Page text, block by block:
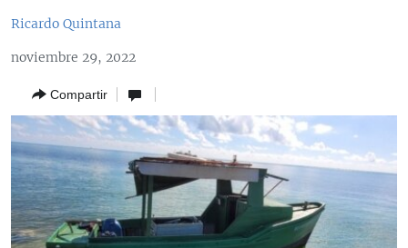
navegación
principal
búsqueda
SOBRE CUBA
DEPORTES
ARTE Y ENTRETENIMIENTO
OPINIÓN GRÁFICA
AUDIOVISUALES MARTÍ
RADIO MARTÍ
Ricardo Quintana
noviembre 29, 2022
Compartir